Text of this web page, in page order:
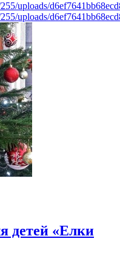
uploads/
uploads/
детей «Елки